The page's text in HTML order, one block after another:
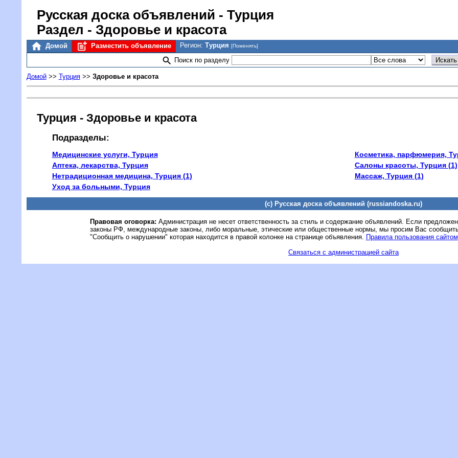
Русская доска объявлений - Турция
Раздел - Здоровье и красота
Домой Разместить объявление Регион: Турция [Поменять]
Поиск по разделу
Домой>> Турция>> Здоровье и красота
Турция - Здоровье и красота
Подразделы:
Медицинские услуги, Турция
Аптека, лекарства, Турция
Нетрадиционная медицина, Турция (1)
Уход за больными, Турция
Косметика, парфюмерия,
Салоны красоты, Турция (1)
Массаж, Турция (1)
(c) Русская доска объявлений (russiandoska.ru)
Правовая оговорка: Администрация не несет ответственность за стиль и содержание объявлений. Если
законы РФ, международные законы, либо моральные, этические или общественные нормы, мы просим Вас
"Сообщить о нарушении" которая находится в правой колонке на странице объявления. Правила пользования сайтом
Связаться с администрацией сайта